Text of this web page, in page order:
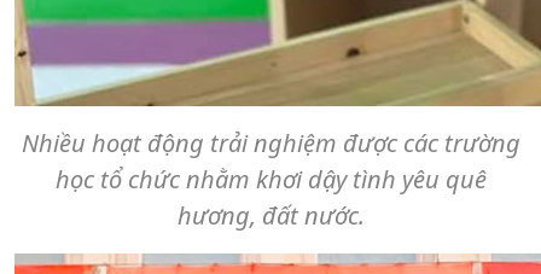
Nhiều hoạt động trải nghiệm được các trường
học tổ chức nhằm khơi dậy tình yêu quê
hương, đất nước.